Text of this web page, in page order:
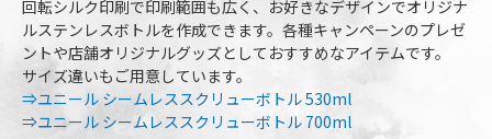
本体カラー
3色より選択
最小ロット
30個
個包装
PE袋､紙箱（幅74×高177×奥74mm）
のし
不可
回転シルク印刷で印刷範囲も広く、お好きなデザインでオリジナ
ルステンレスボトルを作成できます。各種キャンペーンのプレゼ
ントや店舗オリジナルグッズとしておすすめなアイテムです。
サイズ違いもご用意しています。
⇒ユニール シームレススクリューボトル 530ml
⇒ユニール シームレススクリューボトル 700ml